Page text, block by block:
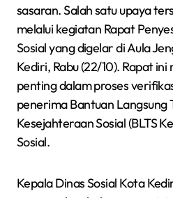
sasaran. Salah satu upaya
melalui kegiatan Rapat
Sosial yang digelar di Aula
Kediri, Rabu (22/10). Rapat
penting dalam proses
penerima Bantuan Langsung
Kesejahteraan Sosial (BLTS
Sosial.
Kepala Dinas Sosial Kota